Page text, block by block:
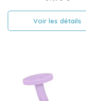
Voir les détails